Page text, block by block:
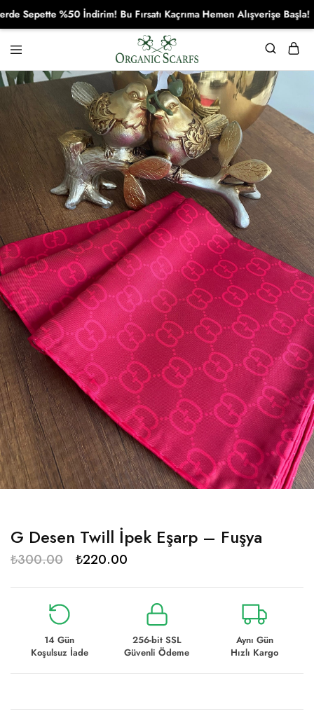
Organikscarf
G Desen Twill İpek Eşarp – Fuşya
₺300.00 ₺220.00
14 Gün
Koşulsuz İade
256-bit SSL
Güvenli Ödeme
Aynı Gün
Hızlı Kargo
%50 İndirim! Bu Fırsatı Kaçrıma Hemen Alışverişe Başla!